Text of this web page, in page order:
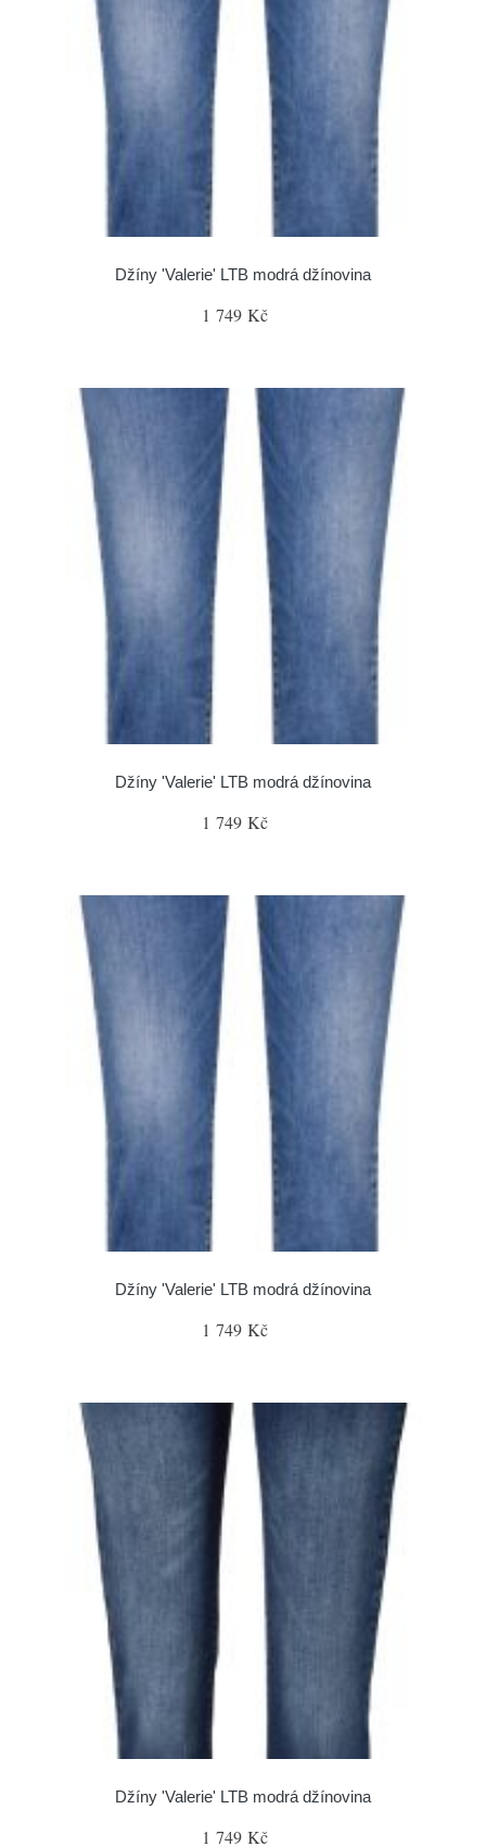
Džíny 'Valerie' LTB modrá džínovina
1 749 Kč
Džíny 'Valerie' LTB modrá džínovina
1 749 Kč
Džíny 'Valerie' LTB modrá džínovina
1 749 Kč
Džíny 'Valerie' LTB modrá džínovina
1 749 Kč